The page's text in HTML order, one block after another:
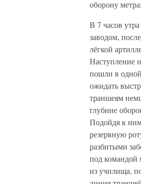
оборону
В 7 часов
заводом,
лёгкой
Наступление
пошли в
ожидать
траншеям
глубине
Подойдя к
резервную
разбитыми
под командой
из училища,